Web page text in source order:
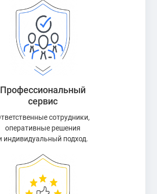
Профессиональный
сервис
сотрудники,
оперативные решения
индивидуальный подход.